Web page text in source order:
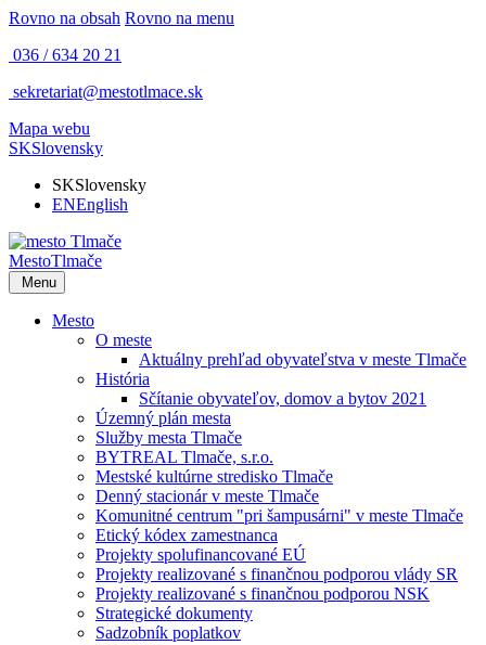
Rovno na obsah Rovno na menu
036 / 634 20 21
sekretariat@mestotlmace.sk
Mapa webu
SKSlovensky
SKSlovensky
ENEnglish
MestoTlmače
Menu
Mesto
O meste
Aktuálny prehľad obyvateľstva v meste Tlmače
História
Sčítanie obyvateľov, domov a bytov 2021
Územný plán mesta
Služby mesta Tlmače
BYTREAL Tlmače, s.r.o.
Mestské kultúrne stredisko Tlmače
Denný stacionár v meste Tlmače
Komunitné centrum "pri šampusárni" v meste Tlmače
Etický kódex zamestnanca
Projekty spolufinancované EÚ
Projekty realizované s finančnou podporou vlády SR
Projekty realizované s finančnou podporou NSK
Strategické dokumenty
Sadzobník poplatkov